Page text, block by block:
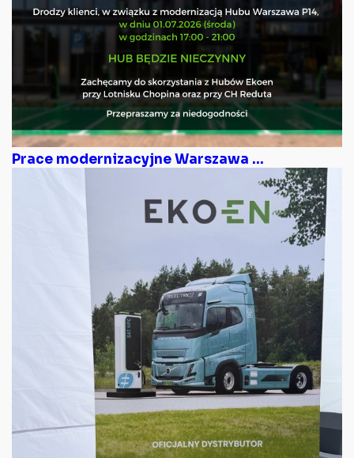
Prace modernizacyjne Warszawa ...